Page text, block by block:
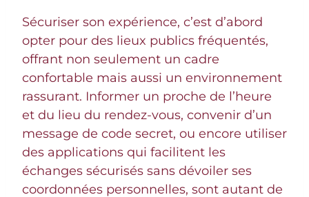
Sécuriser son expérience, c’est d’abord
opter pour des lieux publics fréquentés,
offrant non seulement un cadre
confortable mais aussi un environnement
rassurant. Informer un proche de l’heure
et du lieu du rendez-vous, convenir d’un
message de code secret, ou encore utiliser
des applications qui facilitent les
échanges sécurisés sans dévoiler ses
coordonnées personnelles, sont autant de